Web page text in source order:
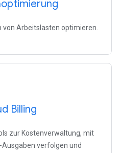
von Arbeitslasten optimieren.
Billing
zur Kostenverwaltung, mit
Ausgaben verfolgen und